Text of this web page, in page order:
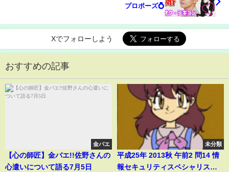
プロポーズ💍
Xでフォローしよう
おすすめの記事
金バエ
【心の師匠】金バエ!!佐野さんの
心遣いについて語る7月5日
未分類
平成25年 2013秋 午前2 問14 情
報セキュリティスペシャリスト